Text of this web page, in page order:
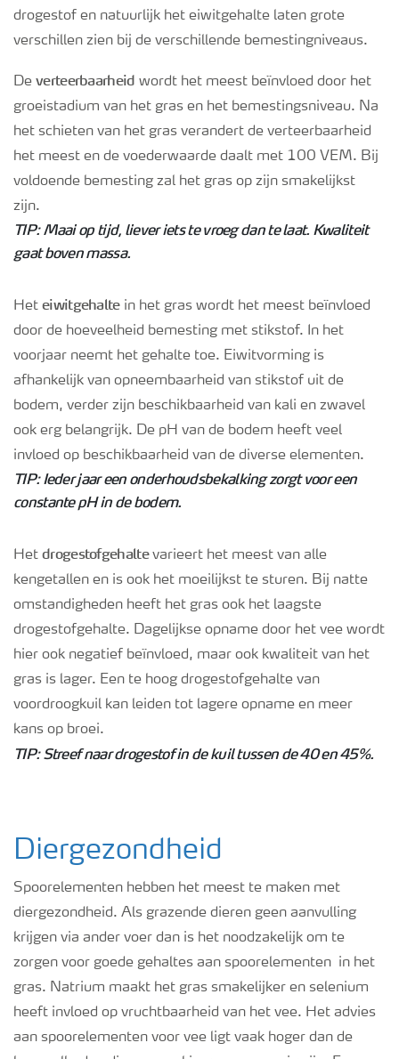
drogestof en natuurlijk het eiwitgehalte laten grote
verschillen zien bij de verschillende bemestingniveaus.
De verteerbaarheid wordt het meest beïnvloed door het
groeistadium van het gras en het bemestingsniveau. Na
het schieten van het gras verandert de verteerbaarheid
het meest en de voederwaarde daalt met 100 VEM. Bij
voldoende bemesting zal het gras op zijn smakelijkst
zijn.
TIP: Maai op tijd, liever iets te vroeg dan te laat. Kwaliteit
gaat boven massa.
Het eiwitgehaltein het gras wordt het meest beïnvloed
door de hoeveelheid bemesting met stikstof. In het
voorjaar neemt het gehalte toe. Eiwitvorming is
afhankelijk van opneembaarheid van stikstof uit de
bodem, verder zijn beschikbaarheid van kali en zwavel
ook erg belangrijk. De pH van de bodem heeft veel
invloed op beschikbaarheid van de diverse elementen.
TIP: Ieder jaar een onderhoudsbekalking zorgt voor een
constante pH in de bodem.
Het drogestofgehaltevarieert het meest van alle
kengetallen en is ook het moeilijkst te sturen. Bij natte
omstandigheden heeft het gras ook het laagste
drogestofgehalte. Dagelijkse opname door het vee wordt
hier ook negatief beïnvloed, maar ook kwaliteit van het
gras is lager. Een te hoog drogestofgehalte van
voordroogkuil kan leiden tot lagere opname en meer
kans op broei.
TIP: Streef naar drogestof in de kuil tussen de 40 en 45%.
Diergezondheid
Spoorelementen hebben het meest te maken met
diergezondheid. Als grazende dieren geen aanvulling
krijgen via ander voer dan is het noodzakelijk om te
zorgen voor goede gehaltes aan spoorelementen in het
gras. Natrium maakt het gras smakelijker en selenium
heeft invloed op vruchtbaarheid van het vee. Het advies
aan spoorelementen voor vee ligt vaak hoger dan de